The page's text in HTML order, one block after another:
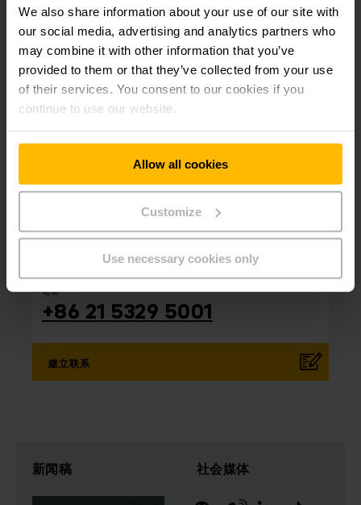
We also share information about your use of our site with
our social media, advertising and analytics partners who
may combine it with other information that you’ve
provided to them or that they’ve collected from your use
of their services. You consent to our cookies if you
continue to use our website.
Allow all cookies
Customize
Use necessary cookies only
电话
+86 21 5329 5001
建立联系
新闻稿 社会媒体